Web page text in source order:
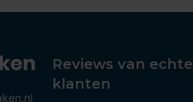
Reviews van echte
klanten